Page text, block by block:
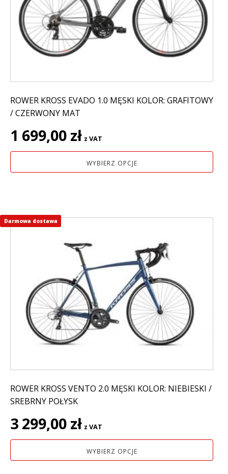
ROWER KROSS EVADO 1.0 MĘSKI KOLOR: GRAFITOWY
/ CZERWONY MAT
1 699,00 zł z VAT
WYBIERZ OPCJE
można
wybrać
stronie
ROWER KROSS VENTO 2.0 MĘSKI KOLOR: NIEBIESKI /
SREBRNY POŁYSK
3 299,00 zł z VAT
WYBIERZ OPCJE
Ten
można
wybrać
stronie
Darmowa dostawa